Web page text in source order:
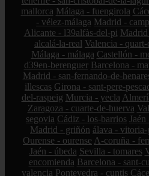
mallorca Málaga - fuengirola
- vélez-málaga Madrid -
Alicante - l39alfàs-del-pi
alcalá-la-real Valencia -
Málaga - málaga Castellón -
d39en-berenguer Barcelona -
Madrid - san-fernando-de-
illescas Girona - sant-pere-
del-raspeig Murcia - yecla
Zaragoza - cuarte-de-huerva
segovia Cádiz - los-barrios Jaén
Madrid - griñón álava - vitoria-
Ourense - ourense A-coruña -
Jaén - úbeda Sevilla - tomares
encomienda Barcelona - sant-
valencia Pontevedra - cuntis